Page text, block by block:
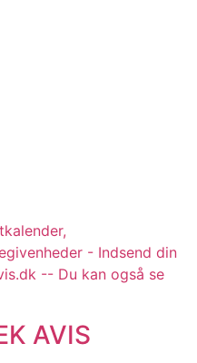
- Indsend din
-- Du kan også se
AVIS